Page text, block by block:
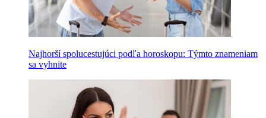
Najhorší spolucestujúci podľa horoskopu: Týmto znameniam
sa vyhnite